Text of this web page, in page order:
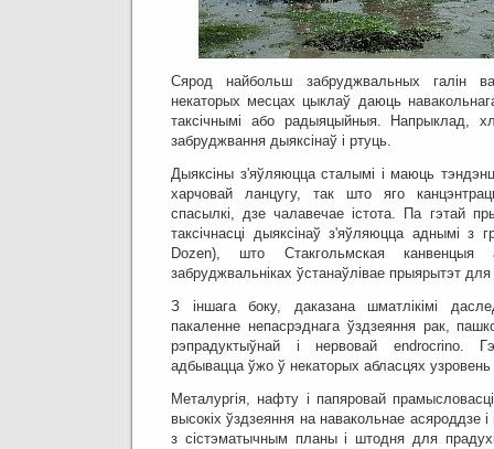
Сярод найбольш забруджвальных галін
некаторых месцах цыклаў даюць
таксічнымі або радыяцыйныя.
Напрыклад,
забруджвання дыяксінаў і ртуць.
Дыяксіны з'яўляюцца сталымі і маюць
харчовай ланцугу, так што яго
спасылкі, дзе чалавечае істота.
Па гэтай
таксічнасці дыяксінаў з'яўляюцца аднымі з
Dozen), што Стакгольмская канвенцыя
забруджвальніках ўстанаўлівае прыярытэт
З іншага боку, даказана шматлікімі
пакаленне непасрэднага ўздзеяння рак,
рэпрадуктыўнай і нервовай endrocrino.
адбывацца ўжо ў некаторых абласцях
Металургія, нафту і папяровай
высокіх ўздзеяння на навакольнае асяроддзе
з сістэматычным планы і штодня для